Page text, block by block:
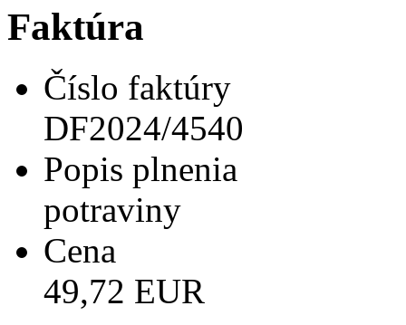
Faktúra
Číslo faktúry
DF2024/4540
Popis plnenia
potraviny
Cena
49,72 EUR